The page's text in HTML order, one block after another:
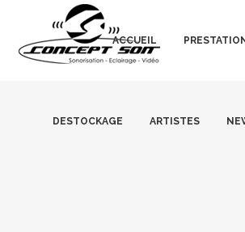
ACCUEIL
DESTOCKAGE ARTISTES